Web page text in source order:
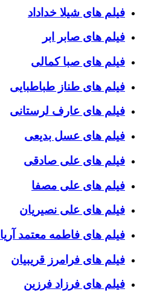
فیلم های شیلا خداداد
فیلم های صابر ابر
فیلم های صبا کمالی
فیلم های طناز طباطبایی
فیلم های عارف لرستانی
فیلم های عسل بدیعی
فیلم های علی صادقی
فیلم های علی مصفا
فیلم های علی نصیریان
فیلم های فاطمه معتمد آریا
فیلم های فرامرز قریبیان
فیلم های فرزاد فرزین